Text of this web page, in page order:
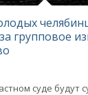
групповое
суде будут